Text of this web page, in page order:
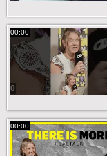
00:00
0
00:00